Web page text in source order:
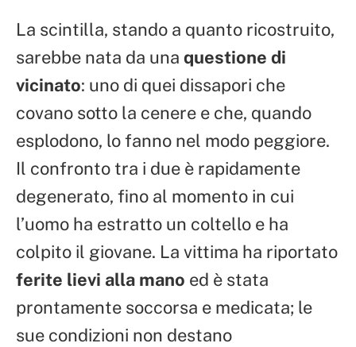
La scintilla, stando a quanto ricostruito,
sarebbe nata da una questione di
vicinato: uno di quei dissapori che
covano sotto la cenere e che, quando
esplodono, lo fanno nel modo peggiore.
Il confronto tra i due è rapidamente
degenerato, fino al momento in cui
l’uomo ha estratto un coltello e ha
colpito il giovane. La vittima ha riportato
ferite lievi alla mano ed è stata
prontamente soccorsa e medicata; le
sue condizioni non destano